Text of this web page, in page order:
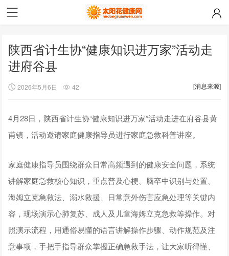
陕西省计生协“健康知识进万家”活动走
进府谷县
2026年5月6日 42 [消息来源]
4月28日，陕西省计生协“健康知识进万家”活动走进在府谷县黄
甫镇，活动邀请家庭健康指导员进行家庭急救科普讲座。
家庭健康指导员围绕群众日常高频遇到的健康安全问题，系统
讲解家庭急救核心知识，重点普及心梗、脑卒中识别与处置、
海姆立克急救法、溺水救援、日常意外伤害应急处理等关键内
容，现场演示心肺复苏、成人及儿童海姆立克急救等操作。对
照演示流程，用通俗易懂的语言讲解操作步骤、动作规范及注
意事项，手把手指导群众掌握正确急救手法，让大家听得懂、